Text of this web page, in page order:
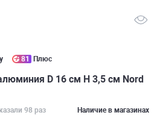
81 Плюс
D 16 см H 3,5 см Nord
98 раз Наличие в магазинах